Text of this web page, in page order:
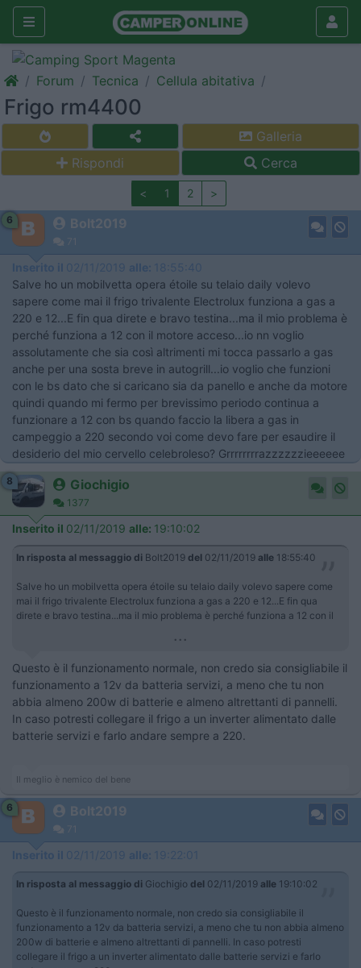
Forum Tecnica Cellula abitativa
Frigo rm4400
Galleria
Rispondi
Cerca
< 1 2 >
6 Bolt2019
71
Inserito il 02/11/2019 alle: 18:55:40
Salve ho un mobilvetta opera étoile su telaio daily volevo
sapere come mai il frigo trivalente Electrolux funziona a gas a
220 e 12...E fin qua direte e bravo testina...ma il mio problema è
perché funziona a 12 con il motore acceso...io nn voglio
assolutamente che sia così altrimenti mi tocca passarlo a gas
anche per una sosta breve in autogrill...io voglio che funzioni
con le bs dato che si caricano sia da panello e anche da motore
quindi quando mi fermo per brevissimo periodo continua a
funzionare a 12 con bs quando faccio la libera a gas in
campeggio a 220 secondo voi come devo fare per esaudire il
desiderio del mio cervello celebroleso? Grrrrrrrrazzzzzzieeeeee
8 Giochigio
1377
Inserito il 02/11/2019 alle: 19:10:02
In risposta al messaggio di Bolt2019 del 02/11/2019 alle 18:55:40
Salve ho un mobilvetta opera étoile su telaio daily volevo sapere come
mai il frigo trivalente Electrolux funziona a gas a 220 e 12...E fin qua
direte e bravo testina...ma il mio problema è perché funziona a 12 con il
...
Questo è il funzionamento normale, non credo sia consigliabile il
funzionamento a 12v da batteria servizi, a meno che tu non
abbia almeno 200w di batterie e almeno altrettanti di pannelli.
In caso potresti collegare il frigo a un inverter alimentato dalle
batterie servizi e farlo andare sempre a 220.
Il meglio è nemico del bene
6 Bolt2019
71
Inserito il 02/11/2019 alle: 19:22:01
In risposta al messaggio di Giochigio del 02/11/2019 alle 19:10:02
Questo è il funzionamento normale, non credo sia consigliabile il
funzionamento a 12v da batteria servizi, a meno che tu non abbia almeno
200w di batterie e almeno altrettanti di pannelli. In caso potresti
collegare il frigo a un inverter alimentato dalle batterie servizi e farlo